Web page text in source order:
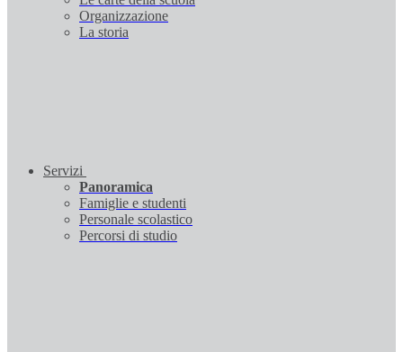
Organizzazione
La storia
Servizi
Panoramica
Famiglie e studenti
Personale scolastico
Percorsi di studio